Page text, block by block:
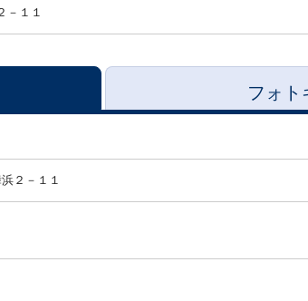
－１１
フォト
２－１１